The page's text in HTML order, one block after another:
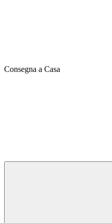
Consegna a Casa